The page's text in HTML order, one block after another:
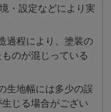
・設定などにより実
過程により、塗装の
のが混じっている
生地幅には多少の誤
じる場合がござい